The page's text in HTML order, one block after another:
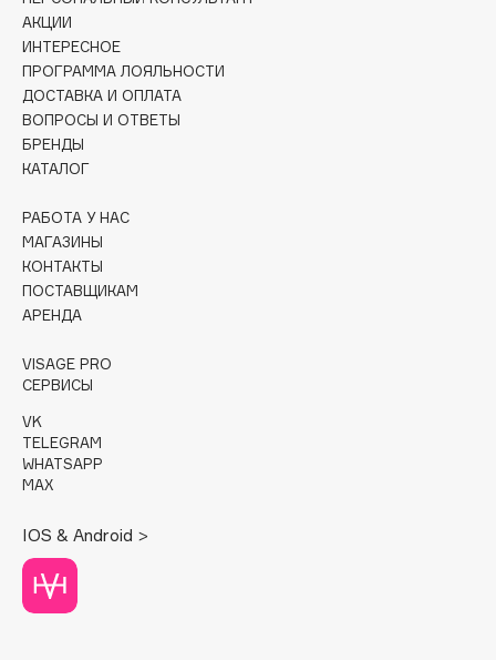
Collagenina
Consly
Corimo
CosRX
Cottolina
Crescina
D
d'Alba
DABO
DARLING*
Darphin
Davines
Dessange
Dior
Divage
АКЦИИ
ИНТЕРЕСНОЕ
ПРОГРАММА ЛОЯЛЬНОСТИ
ДОСТАВКА И ОПЛАТА
ВОПРОСЫ И ОТВЕТЫ
БРЕНДЫ
КАТАЛОГ
РАБОТА У НАС
МАГАЗИНЫ
КОНТАКТЫ
ПОСТАВЩИКАМ
АРЕНДА
VISAGE PRO
СЕРВИСЫ
VK
TELEGRAM
WHATSAPP
MAX
IOS & Android >